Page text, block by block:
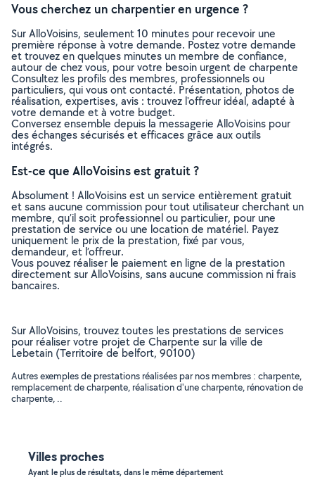
Vous cherchez un charpentier en urgence ?
Sur AlloVoisins, seulement 10 minutes pour recevoir une
première réponse à votre demande. Postez votre demande
et trouvez en quelques minutes un membre de confiance,
autour de chez vous, pour votre besoin urgent de charpente
Consultez les profils des membres, professionnels ou
particuliers, qui vous ont contacté. Présentation, photos de
réalisation, expertises, avis : trouvez l'offreur idéal, adapté à
votre demande et à votre budget.
Conversez ensemble depuis la messagerie AlloVoisins pour
des échanges sécurisés et efficaces grâce aux outils
intégrés.
Est-ce que AlloVoisins est gratuit ?
Absolument ! AlloVoisins est un service entièrement gratuit
et sans aucune commission pour tout utilisateur cherchant un
membre, qu’il soit professionnel ou particulier, pour une
prestation de service ou une location de matériel. Payez
uniquement le prix de la prestation, fixé par vous,
demandeur, et l’offreur.
Vous pouvez réaliser le paiement en ligne de la prestation
directement sur AlloVoisins, sans aucune commission ni frais
bancaires.
Sur AlloVoisins, trouvez toutes les prestations de services
pour réaliser votre projet de Charpente sur la ville de
Lebetain (Territoire de belfort, 90100)
Autres exemples de prestations réalisées par nos membres : charpente,
remplacement de charpente, réalisation d'une charpente, rénovation de
charpente, ..
Villes proches
Ayant le plus de résultats, dans le même département